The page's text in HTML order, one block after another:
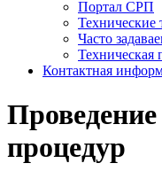
Портал СРП
Технические
Часто
Техническая
Контактная
процедур